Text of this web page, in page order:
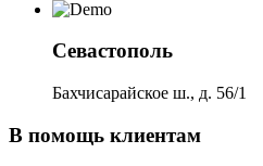
Севастополь
Бахчисарайское ш., д. 56/1
В помощь клиентам